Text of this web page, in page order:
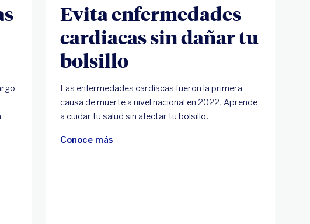
Evita enfermedades
cardiacas sin dañar tu
bolsillo
Las enfermedades cardíacas fueron la primera
causa de muerte a nivel nacional en 2022. Aprende
a cuidar tu salud sin afectar tu bolsillo.
Conoce más